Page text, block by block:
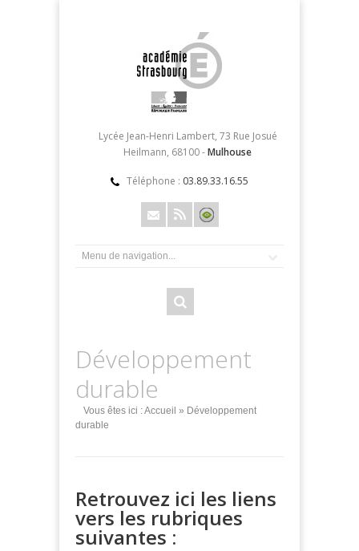
Lycée Jean-Henri Lambert, 73 Rue Josué
Heilmann, 68100 -Mulhouse
Téléphone : 03.89.33.16.55
Développement
durable
Vous êtes ici :Accueil » Développement
durable
Retrouvez ici les liens
vers les rubriques
suivantes :